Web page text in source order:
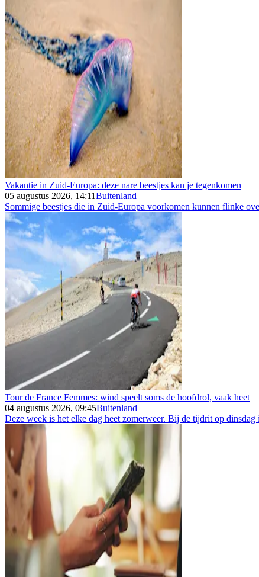
Vakantie in Zuid-Europa: deze nare beestjes kan je tegenkomen
05 augustus 2026, 14:11Buitenland
Sommige beestjes die in Zuid-Europa voorkomen kunnen flinke
Tour de France Femmes: wind speelt soms de hoofdrol, vaak heet
04 augustus 2026, 09:45Buitenland
Deze week is het elke dag heet zomerweer. Bij de tijdrit op dinsdag